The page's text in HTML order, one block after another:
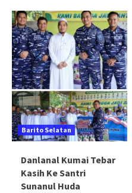
Barito Selatan
Danlanal Kumai Tebar
Kasih Ke Santri
Sunanul Huda